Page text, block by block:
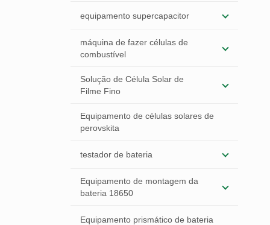
equipamento supercapacitor
máquina de fazer células de
combustível
Solução de Célula Solar de
Filme Fino
Equipamento de células solares de
perovskita
testador de bateria
Equipamento de montagem da
bateria 18650
Equipamento prismático de bateria